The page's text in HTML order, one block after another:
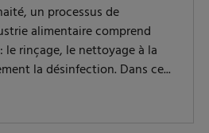
un processus de
alimentaire comprend
rinçage, le nettoyage à la
la désinfection. Dans ce...